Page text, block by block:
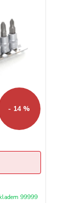
- 14 %
99999